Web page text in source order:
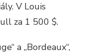
V Louis
za 1 500 $.
a „Bordeaux“,